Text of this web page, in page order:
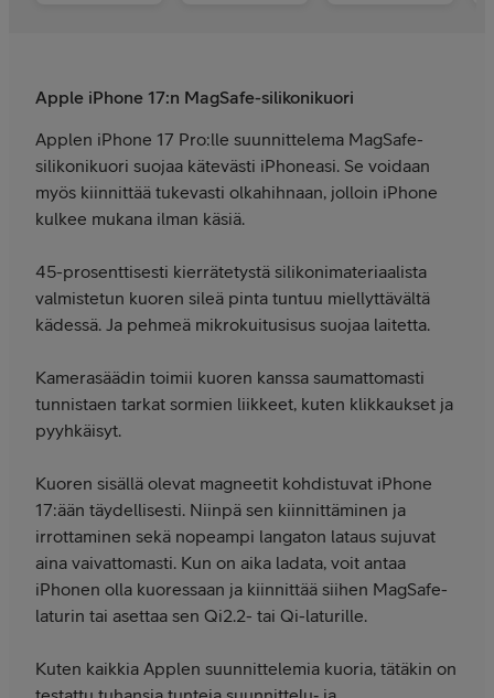
Apple iPhone 17:n MagSafe-silikonikuori
Applen iPhone 17 Pro:lle suunnit­telema MagSafe-
silikoni­kuori suojaa kätevästi iPhoneasi. Se voidaan
myös kiinnittää tukevasti olka­hihnaan, jolloin iPhone
kulkee mukana ilman käsiä.
45-prosenttisesti kierrätetystä silikonimateriaalista
valmistetun kuoren sileä pinta tuntuu miellyttävältä
kädessä. Ja pehmeä mikro­kuitu­sisus suojaa laitetta.
Kamera­säädin toimii kuoren kanssa saumattomasti
tunnistaen tarkat sormien liikkeet, kuten klikkaukset ja
pyyhkäisyt.
Kuoren sisällä olevat magneetit kohdistuvat iPhone
17:ään täydellisesti. Niinpä sen kiinnit­täminen ja
irrottaminen sekä nopeampi langaton lataus sujuvat
aina vaivattomasti. Kun on aika ladata, voit antaa
iPhonen olla kuoressaan ja kiinnittää siihen MagSafe-
laturin tai asettaa sen Qi2.2- tai Qi-laturille.
Kuten kaikkia Applen suunnittelemia kuoria, tätäkin on